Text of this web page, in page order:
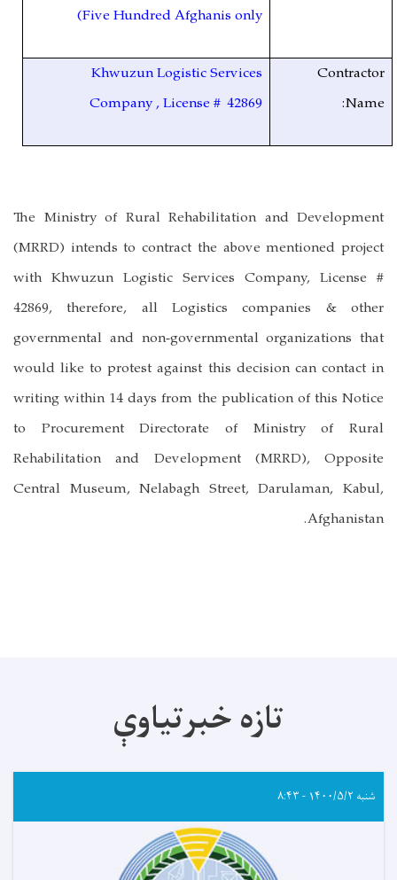
Five Hundred Afghanis only)
Contractor
Name:
Khwuzun Logistic Services
Company , License # 42869
The Ministry of Rural Rehabilitation and Development
(MRRD) intends to contract the above mentioned project
with Khwuzun Logistic Services Company, License #
42869, therefore, all Logistics companies & other
governmental and non-governmental organizations that
would like to protest against this decision can contact in
writing within 14 days from the publication of this Notice
to Procurement Directorate of Ministry of Rural
Rehabilitation and Development (MRRD), Opposite
Central Museum, Nelabagh Street, Darulaman, Kabul,
Afghanistan.
تازه خبرتیاوې
شنبه ۱۴۰۰/۵/۲ - ۸:۴۳